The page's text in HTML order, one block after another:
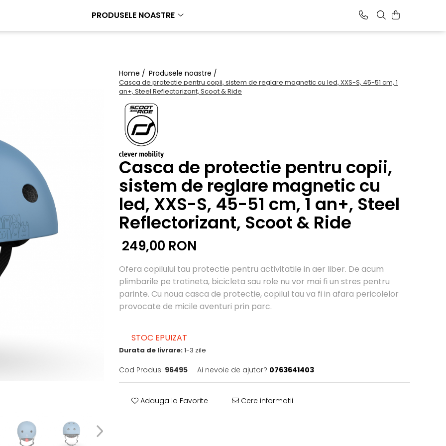
PRODUSELE NOASTRE
Home / Produsele noastre /
Casca de protectie pentru copii, sistem de reglare magnetic cu led, XXS-S, 45-51 cm, 1
an+, Steel Reflectorizant, Scoot & Ride
Casca de protectie pentru copii,
sistem de reglare magnetic cu
led, XXS-S, 45-51 cm, 1 an+, Steel
Reflectorizant, Scoot & Ride
249,00 RON
Ofera copilului tau protectie pentru activitatile in aer liber. De acum
plimbarile pe trotineta, bicicleta sau role nu vor mai fi un stres pentru
parinte. Cu noua casca de protectie, copilul tau va fi in afara pericolelor
provocate de micile aventuri prin parc.
STOC EPUIZAT
Durata de livrare:1-3 zile
Cod Produs: 96495 Ai nevoie de ajutor? 0763641403
Adauga la Favorite Cere informatii